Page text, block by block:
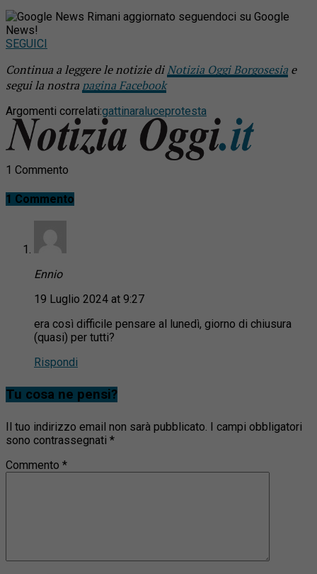
Rimani aggiornato seguendoci su Google
News!
SEGUICI
Continua a leggere le notizie diNotizia Oggi Borgosesia e
segui la nostra pagina Facebook
Argomenti correlati:gattinara luceprotesta
1 Commento
1 Commento
Ennio
19 Luglio 2024 at 9:27
era così difficile pensare al lunedì, giorno di chiusura
(quasi) per tutti?
Rispondi
Tu cosa ne pensi?
Il tuo indirizzo email non sarà pubblicato. I campi obbligatori
sono contrassegnati *
Commento *